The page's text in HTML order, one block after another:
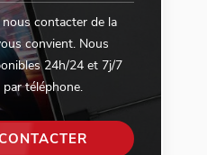
contacter de la
convient. Nous
24h/24 et 7j/7
téléphone.